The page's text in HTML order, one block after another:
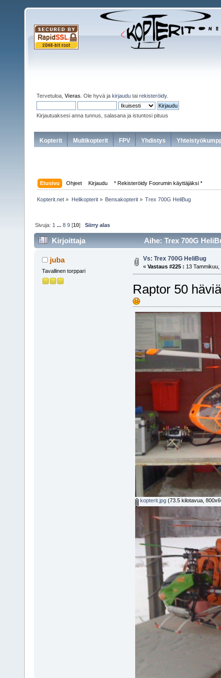
Tervetuloa, Vieras . Ole hyvä ja kirjaudu tai rekisteröidy.
Kirjautuaksesi anna tunnus, salasana ja istuntosi pituus
Kopterit Multikopterit FPV Yhdistys
Etusivu Ohjeet Kirjaudu * Rekisteröidy Foorumin käyttäjäksi *
Kopterit.net » Helikopterit» Bensakopterit» Trex 700G HeliBug
Sivuja: 1 ...8 9 [10]Siirry alas
Kirjoittaja Aihe: Trex 700G
juba
Tavallinen torppari
Vs: Trex 700G HeliBug
« Vastaus #225 : 13
Raptor 50
kopterit.jpg(73.5 kilotavua,